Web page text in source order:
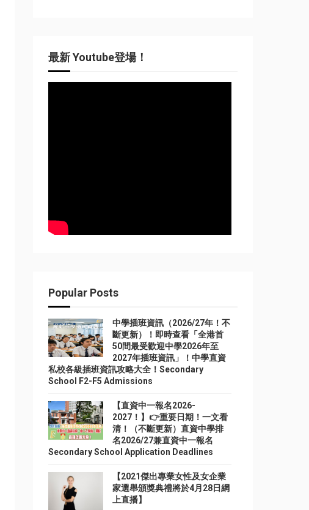
最新 Youtube登場！
Popular Posts
中學插班資訊（2026/27年！不
斷更新）！即時查看「全港首
50間最受歡迎中學2026年至
2027年插班資訊」！中學直資
私校各級插班資訊攻略大全！Secondary
School F2-F5 Admissions
【直資中一報名2026-
2027！】👉重要日期！一文看
清！（不斷更新）直資中學排
名2026/27兼直資中一報名
Secondary School Application Deadlines
【2021傑出專業女性及女企業
家選舉頒獎典禮將於4月28日網
上直播】